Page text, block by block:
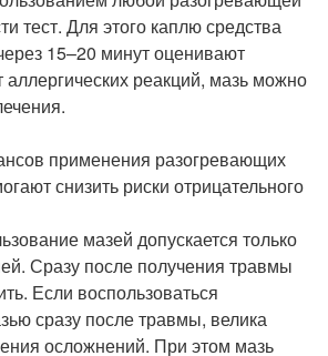
тест. Для этого каплю средства
15–20 минут оценивают
аллергических реакций, мазь можно
применения разогревающих
снизить риски отрицательного
мазей допускается только
Сразу после получения травмы
Если воспользоваться
сразу после травмы, велика
осложнений. При этом мазь